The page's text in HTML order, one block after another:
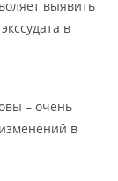
выявить
в
– очень
в